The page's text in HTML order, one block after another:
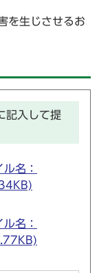
を生じさせるお
記入して提
名：
名：